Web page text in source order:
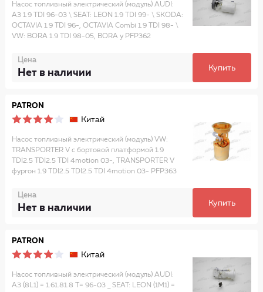
Насос топливный электрический (модуль) AUDI:
A3 1.9 TDI 96-03 \ SEAT: LEON 1.9 TDI 99- \ SKODA:
OCTAVIA 1.9 TDI 96-, OCTAVIA Combi 1.9 TDI 98- \
VW: BORA 1.9 TDI 98-05, BORA у PFP362
Цена
Нет в наличии Купить
PATRON
Китай
Насос топливный электрический (модуль) VW:
TRANSPORTER V c бортовой платформой 1.9
TDI2.5 TDI2.5 TDI 4motion 03-, TRANSPORTER V
фургон 1.9 TDI2.5 TDI2.5 TDI 4motion 03- PFP363
Цена
Нет в наличии Купить
PATRON
Китай
Насос топливный электрический (модуль) AUDI:
A3 (8L1) = 1.61.81.8 T= 96-03 _ SEAT: LEON (1M1) =